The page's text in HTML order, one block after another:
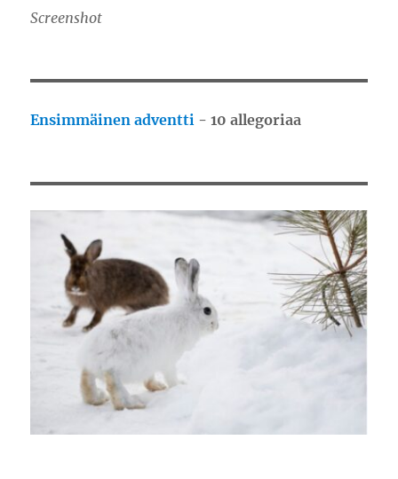
Screenshot
Ensimmäinen adventti - 10 allegoriaa